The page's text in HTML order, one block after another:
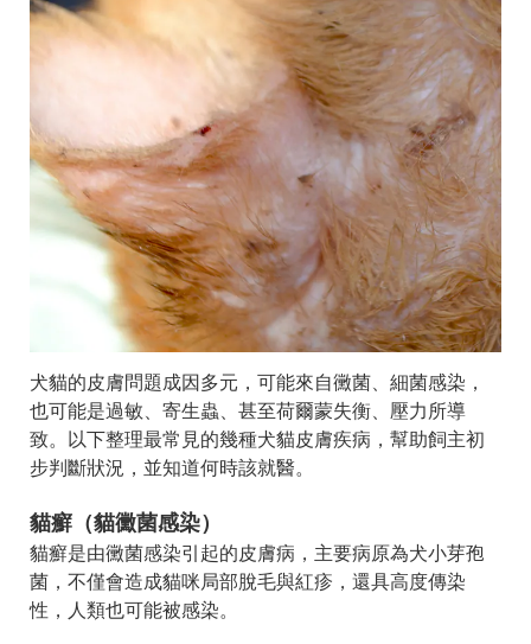
犬貓的皮膚問題成因多元，可能來自黴菌、細菌感染，
也可能是過敏、寄生蟲、甚至荷爾蒙失衡、壓力所導
致。以下整理最常見的幾種犬貓皮膚疾病，幫助飼主初
步判斷狀況，並知道何時該就醫。
貓癬（貓黴菌感染）
貓癬是由黴菌感染引起的皮膚病，主要病原為犬小芽孢
菌，不僅會造成貓咪局部脫毛與紅疹，還具高度傳染
性，人類也可能被感染。